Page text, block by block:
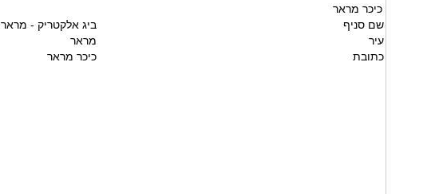
כיכר מראר
שם סניף
ביג אלקטריק - מראר
עיר
מראר
כתובת
כיכר מראר